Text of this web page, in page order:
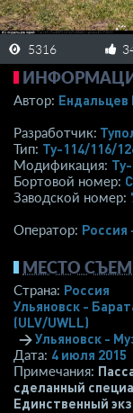
5316
Автор:
Разработчик:
Тип: Ту-114/116/
Модификация:
Бортовой номер:
Заводской номер:
Оператор:
МЕСТО
Страна: Россия
Ульяновск -
(ULV/UWLL)
→Ульяновск -
Дата: 4 июля 2015
Примечания:
сделанный
Единственный